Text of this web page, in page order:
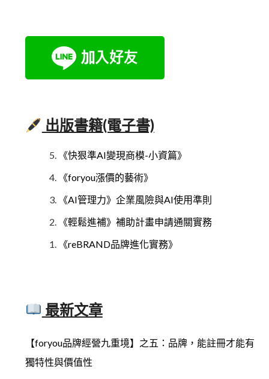
出版書籍(電子書)
《快狠準AI變現商模-小資篇》
《foryou漲價的藝術》
《AI管理力》企業風險與AI使用準則
《輕鬆進補》補助計畫申請通關實務
《reBRAND品牌進化實務》
最新文章
【foryou品牌經營九重境】之五：品牌，能註冊才能有
獨特性與價值性